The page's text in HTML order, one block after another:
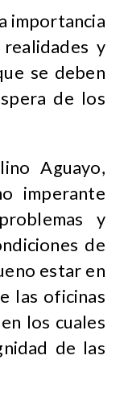
importancia
y
se deben
de los
Aguayo,
imperante
y
de
estar en
las oficinas
los cuales
de las